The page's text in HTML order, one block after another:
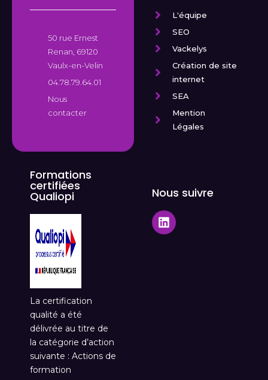
50 rue Ernest
Renan, 69120
Vaulx-en-Velin
04.78.79.64.01
Nous
contacter
L'équipe
SEO
Vackelys
Création de site
internet
SEA
Mention
Légales
Formations
certifiées
Qualiopi
La certification
qualité a été
délivrée au titre de
la catégorie d’action
suivante : Actions de
formation
Nous suivre